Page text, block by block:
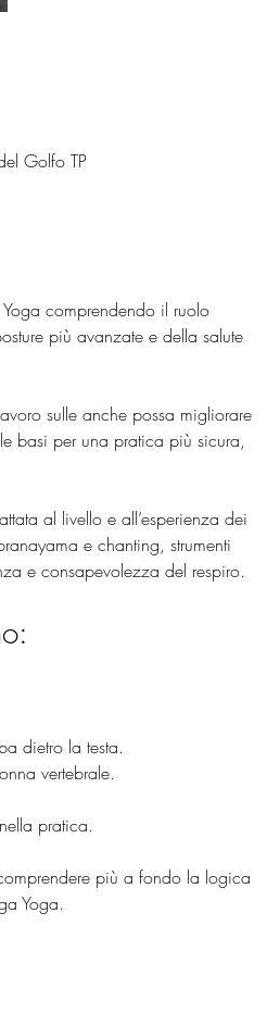
Golfo TP
comprendendo il ruolo
più avanzate e della salute
sulle anche possa migliorare
basi per una pratica più sicura,
al livello e all’esperienza dei
e chanting, strumenti
e consapevolezza del respiro.
dietro la testa.
vertebrale.
pratica.
più a fondo la logica
Yoga.